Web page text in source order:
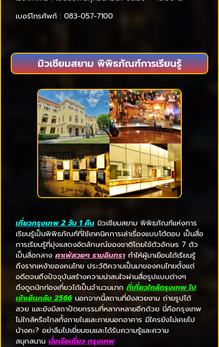
เบอร์โทรศัพท์ : 083-057-7100
มิวเซียมสยาม พิพิธภัณฑ์การเรียนรู้
เที่ยวกรุงเทพ 2 วัน 1 คืน มิวเซียมสยาม พิพิธภัณฑ์แห่งการ
เรียนรู้เป็นพิพิธภัณฑ์ที่ใช้เทคนิคการเล่าเรื่องแบบโต้ตอบ เป็นสื่อ
การเรียนรู้ที่มุ่งแสดงอัตลักษณ์ของชาติโดยใช้ตัวอักษร 7 ตัว
เป็นสื่อกลาง คาเฟ่สวยๆ รามอินทรา ทำให้ผู้มาเยือนได้เรียนรู้
ถึงรากเหง้าของคนไทย ประวัติความเป็นมาของคนไทยตั้งแต่
อดีตจนถึงปัจจุบันสร้างความน่าสนใจผ่านสื่อรูปแบบต่างๆ
ดึงดูดนักท่องเที่ยวได้เป็นจำนวนมาก ที่เที่ยวใกล้กรุงเทพ ไป
เช้าเย็นกลับ 2566 นอกจากนี้สถานที่ยังสวยงาม ถ่ายรูปได้
สวย และยังมีสถาปัตยกรรมที่หลากหลายอีกด้วย นี่คือกรุงเทพ
ไม่ใกล้หรือไกลทั้งภายในและภายนอกอาคาร มีใครยังไม่เคยไป
บ้างคะ? อย่าลืมไปเยี่ยมชมและได้รับความรู้และความ
สนุกสนาน นั่งเรือเที่ยว กรุงเทพ